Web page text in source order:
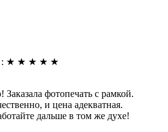
: ★ ★ ★ ★ ★
Заказала фотопечать с рамкой.
и цена адекватная.
дальше в том же духе!